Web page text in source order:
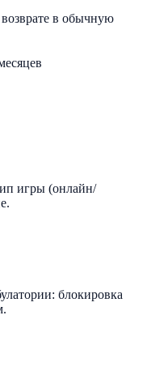
в обычную
игры (онлайн/
блокировка